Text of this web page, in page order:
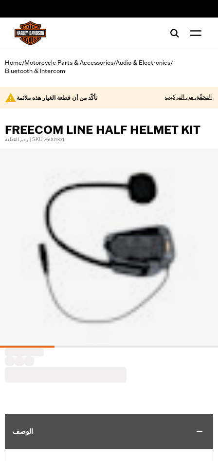
Home/Motorcycle Parts & Accessories/Audio & Electronics/
Bluetooth & Intercom
تأكّد من أن قطعة الغيار هذه ملائمة التحقّق من التركيب
FREECOM LINE HALF HELMET KIT
رقم القطعة | SKU 76001371
الوصف